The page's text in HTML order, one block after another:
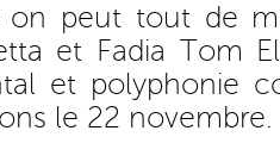
on peut tout de
et Fadia Tom
et polyphonie
le 22 novembre.